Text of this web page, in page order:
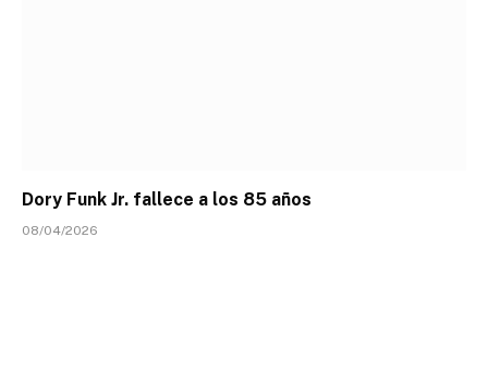
Dory Funk Jr. fallece a los 85 años
08/04/2026